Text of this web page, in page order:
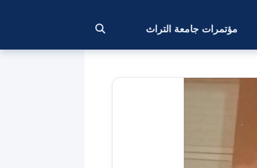
مؤتمرات جامعة التراث